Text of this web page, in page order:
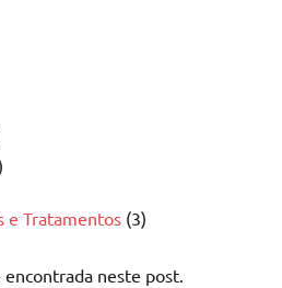
e Tratamentos (3)
neste post.